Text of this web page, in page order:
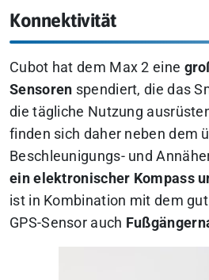
Konnektivität
Cubot hat dem Max 2 eine
Sensoren spendiert, die das
die tägliche Nutzung
finden sich daher neben dem
Beschleunigungs- und
ein elektronischer Kompass
ist in Kombination mit dem
GPS-Sensor auch